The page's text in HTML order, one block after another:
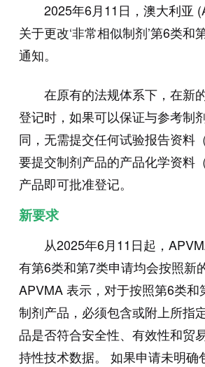
2025年6月11日，澳大利亚
关于更改‘非常相似制剂’第6类和
通知。
在原有的法规体系下，在新
登记时，如果可以保证与参考制
同，无需提交任何试验报告资料
要提交制剂产品的产品化学资料
产品即可批准登记。
新要求
从2025年6月11日起，
有第6类和第7类申请均会按照新
APVMA 表示，对于按照第6类和
制剂产品，必须包含或附上所指
品是否符合安全性、有效性和贸
持性技术数据。 如果申请未明确